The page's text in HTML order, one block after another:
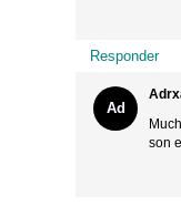
Responder
Ad
son